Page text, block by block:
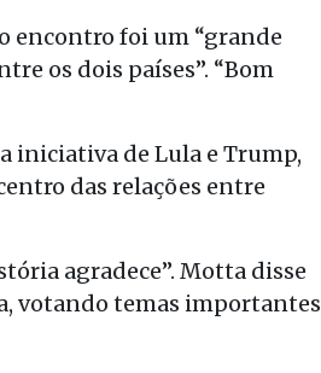
encontro foi um “grande
os dois países”. “Bom
iniciativa de Lula e Trump,
das relações entre
agradece”. Motta disse
votando temas importantes